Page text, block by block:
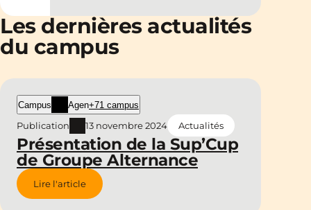
Les dernières actualités
du campus
Présentation de la Sup’Cup
de Groupe Alternance
Campus Agen+71 campus
Publication 13 novembre 2024 Actualités
Lire l'article